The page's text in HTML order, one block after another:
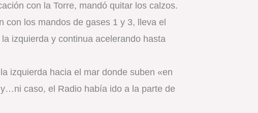
con la Torre, mandó quitar los calzos.
los mandos de gases 1 y 3, lleva el
izquierda y continua acelerando hasta
izquierda hacia el mar donde suben «en
caso, el Radio había ido a la parte de